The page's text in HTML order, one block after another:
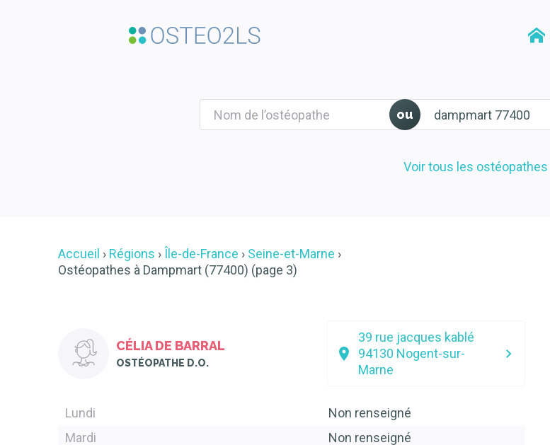
ou
Voir tous les ostéopathes
Accueil Régions Île-de-France
Seine-et-Marne
Ostéopathes à Dampmart (77400) (page 3)
CÉLIA DE BARRAL
OSTÉOPATHE D.O.
39 rue jacques kablé
94130 Nogent-sur-
Marne
Lundi
Non renseigné
Mardi
Non renseigné